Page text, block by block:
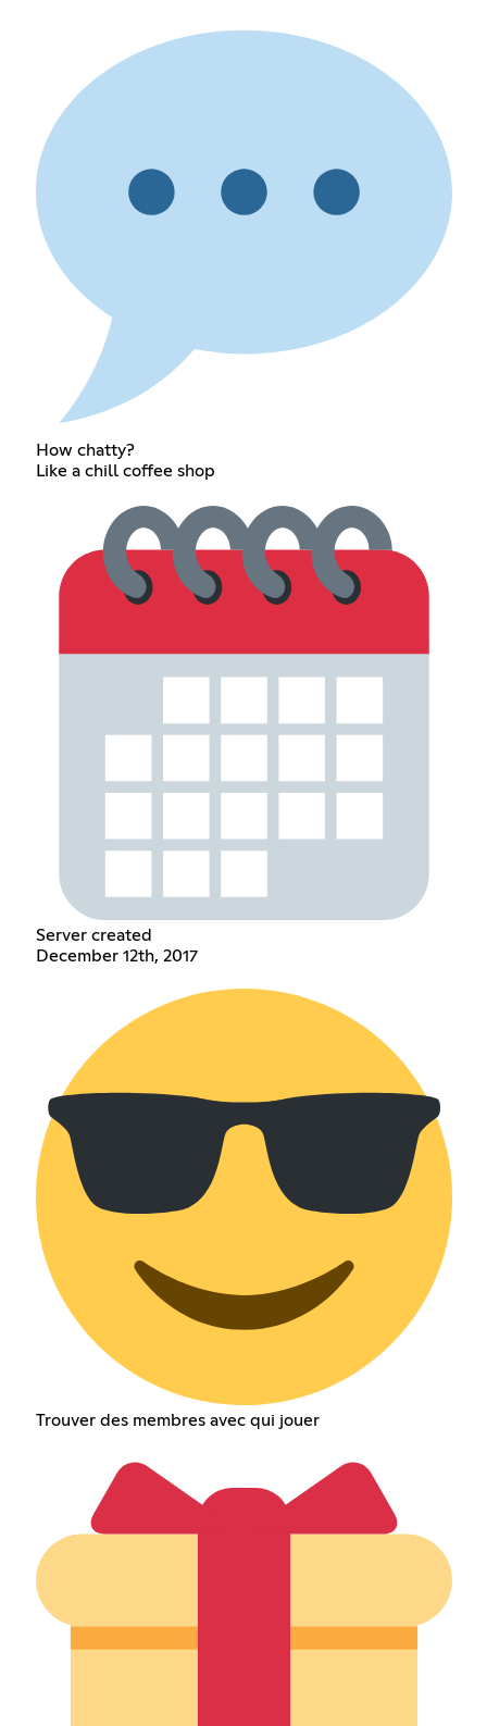
How chatty?
Like a chill coffee shop
Server created
December 12th, 2017
Trouver des membres avec qui jouer